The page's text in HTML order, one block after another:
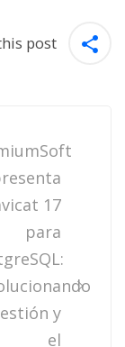
post
17
para
y
el